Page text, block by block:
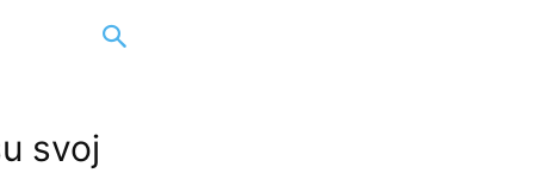
svoj